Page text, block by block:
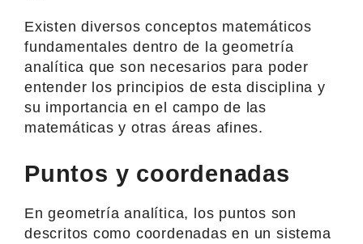
Existen diversos conceptos matemáticos
fundamentales dentro de la geometría
analítica que son necesarios para poder
entender los principios de esta disciplina y
su importancia en el campo de las
matemáticas y otras áreas afines.
Puntos y coordenadas
En geometría analítica, los puntos son
descritos como coordenadas en un sistema